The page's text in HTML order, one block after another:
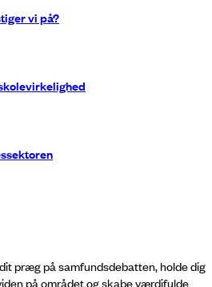
vi på?
præg på samfundsdebatten, holde dig
på området og skabe værdifulde